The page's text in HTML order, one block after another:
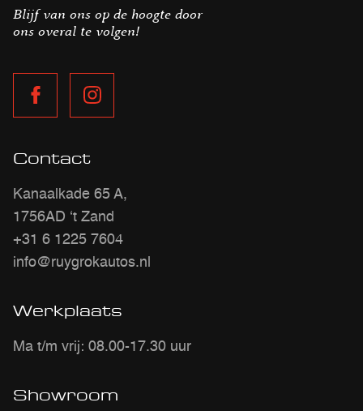
Blijf van ons op de hoogte door
ons overal te volgen!
Contact
Kanaalkade 65 A,
1756AD ‘t Zand
+31 6 1225 7604
info@ruygrokautos.nl
Werkplaats
Ma t/m vrij: 08.00-17.30 uur
Showroom